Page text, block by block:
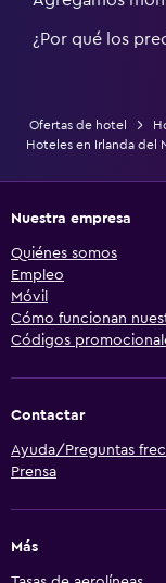
¿Por qué los
Ofertas de hotel
Hoteles en Irlanda del
Nuestra empresa
Quiénes somos
Empleo
Móvil
Cómo funcionan
Códigos
Contactar
Ayuda/Preguntas
Prensa
Más